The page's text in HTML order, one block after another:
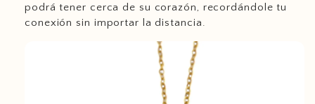
podrá tener cerca de su corazón, recordándole tu
conexión sin importar la distancia.